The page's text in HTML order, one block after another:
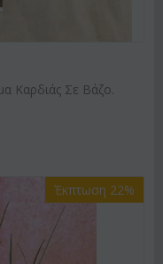
Καρδιάς Σε Βάζο.
Έκπτωση 22%